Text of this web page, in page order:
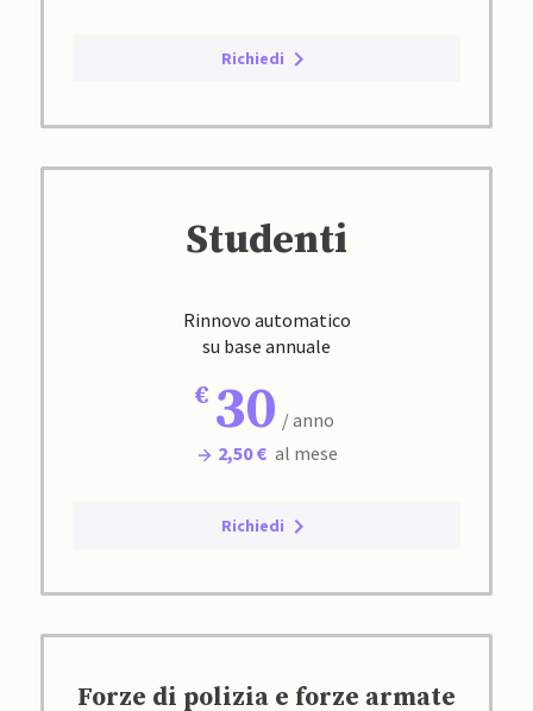
Richiedi
Studenti
Rinnovo automatico
su base annuale
30 / anno
2,50 € al mese
Richiedi
Forze di polizia e forze armate